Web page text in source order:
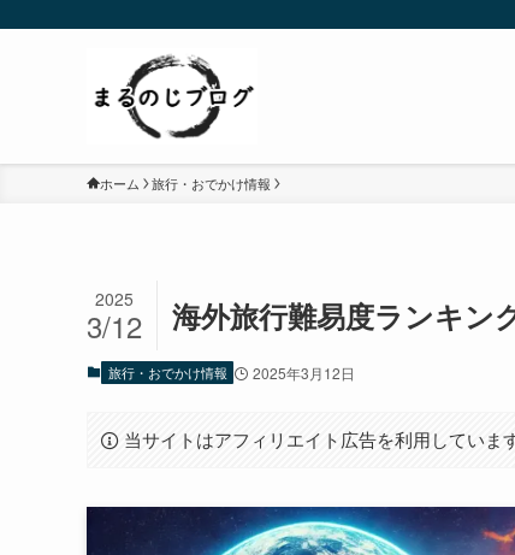
ホーム 旅行・おでかけ情報
海外旅行難易度ランキン
2025
3/12
旅行・おでかけ情報 2025年3月12日
当サイトはアフィリエイト広告を利用しています